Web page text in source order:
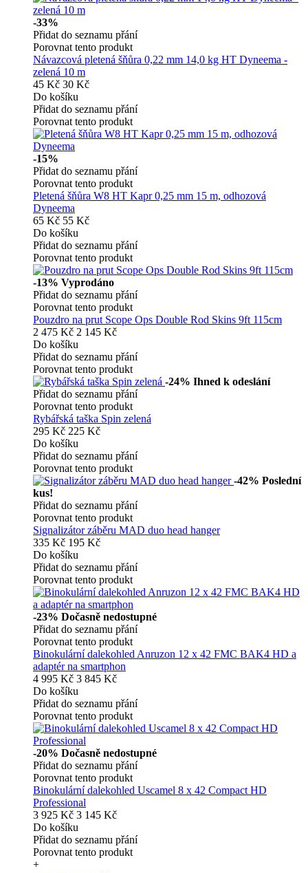
-33%
Přidat do seznamu přání
Porovnat tento produkt
Návazcová pletená šňůra 0,22 mm 14,0 kg HT Dyneema -
zelená 10 m
45 Kč 30 Kč
Do košíku
Přidat do seznamu přání
Porovnat tento produkt
-15%
Přidat do seznamu přání
Porovnat tento produkt
Pletená šňůra W8 HT Kapr 0,25 mm 15 m, odhozová
Dyneema
65 Kč 55 Kč
Do košíku
Přidat do seznamu přání
Porovnat tento produkt
-13% Vyprodáno
Přidat do seznamu přání
Porovnat tento produkt
Pouzdro na prut Scope Ops Double Rod Skins 9ft 115cm
2 475 Kč 2 145 Kč
Do košíku
Přidat do seznamu přání
Porovnat tento produkt
-24% Ihned k odeslání
Přidat do seznamu přání
Porovnat tento produkt
Rybářská taška Spin zelená
295 Kč 225 Kč
Do košíku
Přidat do seznamu přání
Porovnat tento produkt
-42% Poslední
kus!
Přidat do seznamu přání
Porovnat tento produkt
Signalizátor záběru MAD duo head hanger
335 Kč 195 Kč
Do košíku
Přidat do seznamu přání
Porovnat tento produkt
-23% Dočasně nedostupné
Přidat do seznamu přání
Porovnat tento produkt
Binokulární dalekohled Anruzon 12 x 42 FMC BAK4 HD a
adaptér na smartphon
4 995 Kč 3 845 Kč
Do košíku
Přidat do seznamu přání
Porovnat tento produkt
-20% Dočasně nedostupné
Přidat do seznamu přání
Porovnat tento produkt
Binokulární dalekohled Uscamel 8 x 42 Compact HD
Professional
3 925 Kč 3 145 Kč
Do košíku
Přidat do seznamu přání
Porovnat tento produkt
+